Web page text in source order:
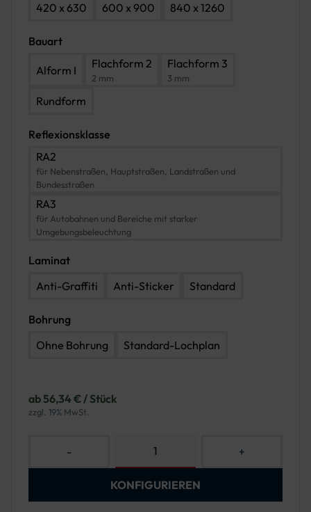
420 x 630
600 x 900 840 x 1260
Bauart
Alform I Flachform 2
2 mm
Flachform 3
3 mm
Rundform
Reflexionsklasse
RA2
für Nebenstraßen, Hauptstraßen, Landstraßen und
Bundesstraßen
RA3
für Autobahnen und Bereiche mit starker
Umgebungsbeleuchtung
Laminat
Anti-Graffiti
Anti-Sticker Standard
Bohrung
Ohne Bohrung
Standard-Lochplan
ab 56,34 € / Stück
zzgl. 19% MwSt.
- +
KONFIGURIEREN